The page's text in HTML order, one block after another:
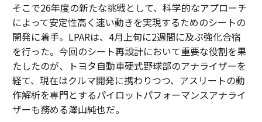
そこで26年度の新たな挑戦として、科学的なアプローチ
によって安定性高く速い動きを実現するためのシートの
開発に着手。LPARは、4月上旬に2週間に及ぶ強化合宿
を行った。今回のシート再設計において重要な役割を果
たしたのが、トヨタ自動車硬式野球部のアナライザーを
経て、現在はクルマ開発に携わりつつ、アスリートの動
作解析を専門とするパイロットパフォーマンスアナライ
ザーも務める澤山純也だ。